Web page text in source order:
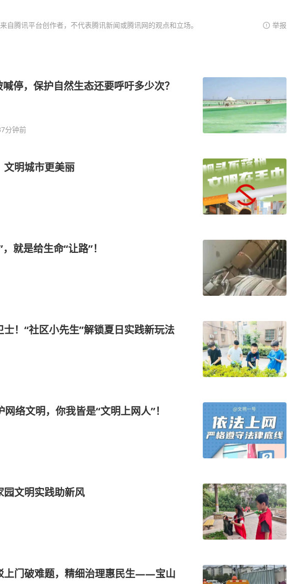
自腾讯平台创作者，不代表腾讯新闻或腾讯网的观点和立场。 举报
停，保护自然生态还要呼吁多少次？
分钟前
文明城市更美丽
就是给生命“让路”！
！“社区小先生”解锁夏日实践新玩法
络文明，你我皆是“文明上网人”！
园文明实践助新风
上门破难题，精细治理惠民生——宝山